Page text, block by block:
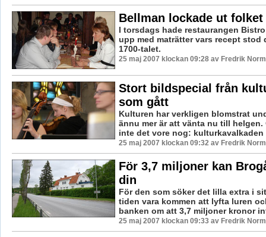
Bellman lockade ut folket
I torsdags hade restaurangen
upp med maträtter vars recept stod
1700-talet.
25 maj 2007 klockan 09:28 av Fredrik
Stort bildspecial från
som gått
Kulturen har verkligen blomstrat
ännu mer är att vänta nu till helgen.
inte det vore nog: kulturkavalkaden
25 maj 2007 klockan 09:32 av Fredrik
För 3,7 miljoner kan
din
För den som söker det lilla extra i
tiden vara kommen att lyfta luren
banken om att 3,7 miljoner kronor
25 maj 2007 klockan 09:33 av Fredrik